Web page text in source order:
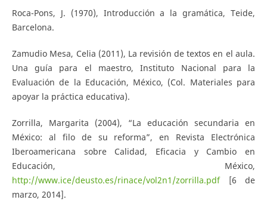
Roca-Pons, J. (1970), Introducción a la gramática, Teide,
Barcelona.
Zamudio Mesa, Celia (2011), La revisión de textos en el aula.
Una guía para el maestro, Instituto Nacional para la
Evaluación de la Educación, México, (Col. Materiales para
apoyar la práctica educativa).
Zorrilla, Margarita (2004), “La educación secundaria en
México: al filo de su reforma”, en Revista Electrónica
Iberoamericana sobre Calidad, Eficacia y Cambio en
Educación, México,
http://www.ice/deusto.es/rinace/vol2n1/zorrilla.pdf[6 de
marzo, 2014].